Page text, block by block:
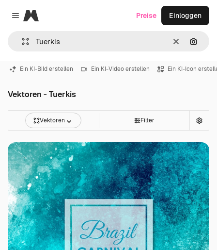
Close menu
Magnific
LöschenNach
Preise Einloggen
Ein KI-Bild erstellen Ein KI-Video erstellen Ein KI-Icon
Vektoren - Tuerkis
Vektoren Filter